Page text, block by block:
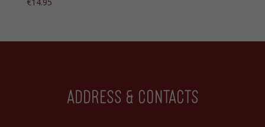
Address & contacts